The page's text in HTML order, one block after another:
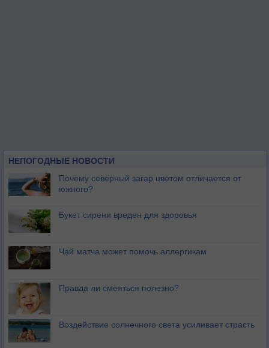
НЕПОГОДНЫЕ НОВОСТИ
Почему северный загар цветом отличается от
южного?
Букет сирени вреден для здоровья
Чай матча может помочь аллергикам
Правда ли смеяться полезно?
Воздействие солнечного света усиливает страсть